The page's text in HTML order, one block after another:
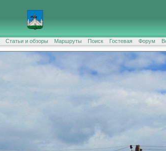
Статьи и обзоры Маршруты Поиск Гостевая Форум